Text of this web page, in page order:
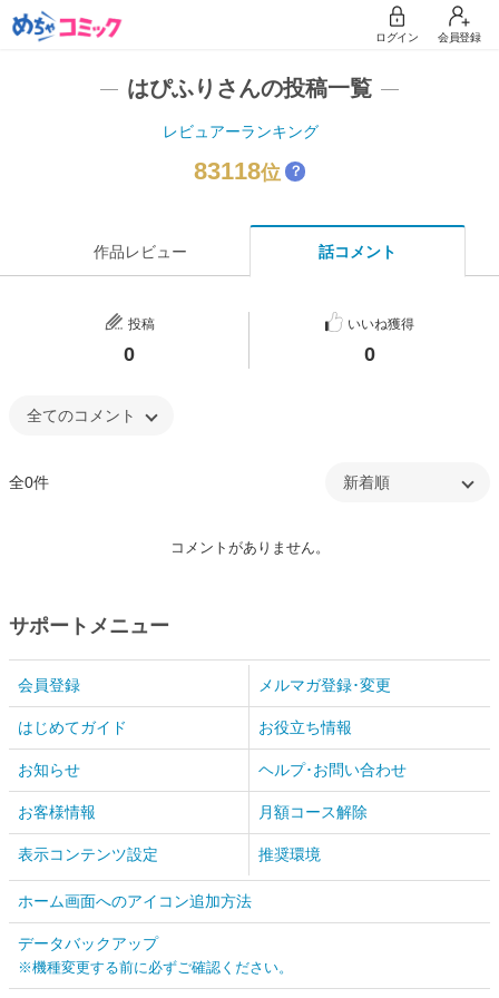
ログイン 会員登録
はぴふりさんの投稿一覧
レビュアーランキング
83118位 ？
作品レビュー 話コメント
投稿
0
いいね獲得
0
全0件
コメントがありません。
サポートメニュー
会員登録 メルマガ登録･変更
はじめてガイド お役立ち情報
お知らせ ヘルプ･お問い合わせ
お客様情報 月額コース解除
表示コンテンツ設定 推奨環境
ホーム画面へのアイコン追加方法
データバックアップ
※機種変更する前に必ずご確認ください。